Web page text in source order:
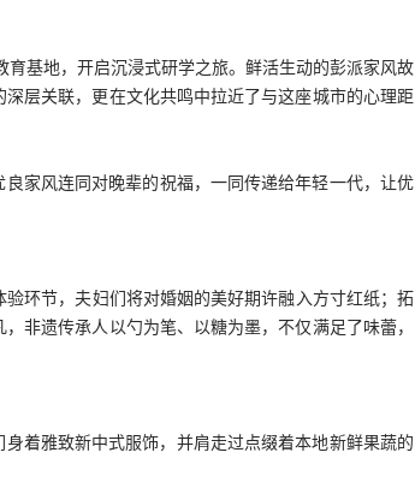
基地，开启沉浸式研学之旅。鲜活生动的彭派家风故
层关联，更在文化共鸣中拉近了与这座城市的心理距
家风连同对晚辈的祝福，一同传递给年轻一代，让优
环节，夫妇们将对婚姻的美好期许融入方寸红纸；拓
非遗传承人以勺为笔、以糖为墨，不仅满足了味蕾，
着雅致新中式服饰，并肩走过点缀着本地新鲜果蔬的